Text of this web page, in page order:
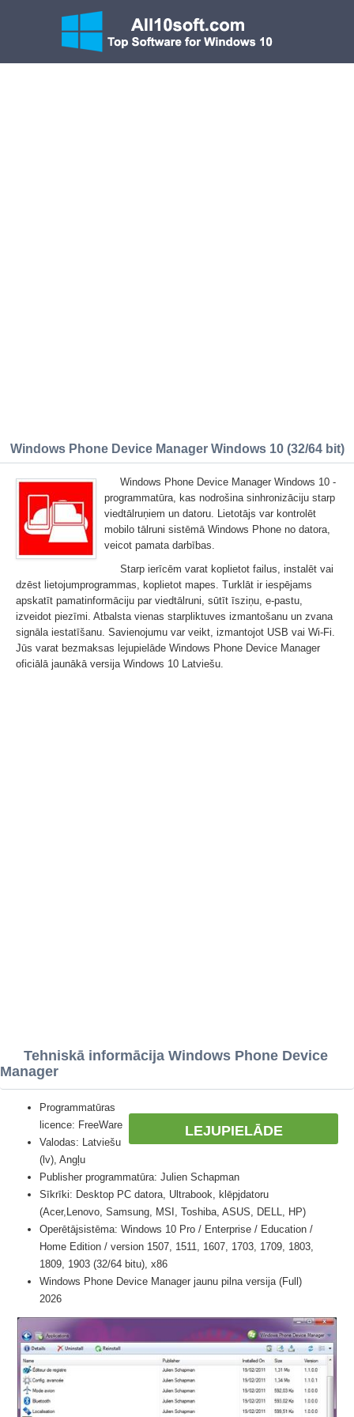
Windows Phone Device Manager Windows 10 (32/64 bit)
Windows Phone Device Manager Windows 10 -
programmatūra, kas nodrošina sinhronizāciju starp
viedtālruņiem un datoru. Lietotājs var kontrolēt
mobilo tālruni sistēmā Windows Phone no datora,
veicot pamata darbības.
Starp ierīcēm varat koplietot failus, instalēt vai
dzēst lietojumprogrammas, koplietot mapes. Turklāt ir iespējams
apskatīt pamatinformāciju par viedtālruni, sūtīt īsziņu, e-pastu,
izveidot piezīmi. Atbalsta vienas starpliktuves izmantošanu un zvana
signāla iestatīšanu. Savienojumu var veikt, izmantojot USB vai Wi-Fi.
Jūs varat bezmaksas lejupielāde Windows Phone Device Manager
oficiālā jaunākā versija Windows 10 Latviešu.
Tehniskā informācija Windows Phone Device
Manager
LEJUPIELĀDE
Programmatūras
licence: FreeWare
Valodas: Latviešu
(lv), Angļu
Publisher programmatūra: Julien Schapman
Sīkrīki: Desktop PC datora, Ultrabook, klēpjdatoru
(Acer,Lenovo, Samsung, MSI, Toshiba, ASUS, DELL, HP)
Operētājsistēma: Windows 10 Pro / Enterprise / Education /
Home Edition / version 1507, 1511, 1607, 1703, 1709, 1803,
1809, 1903 (32/64 bitu), x86
Windows Phone Device Manager jaunu pilna versija (Full)
2026